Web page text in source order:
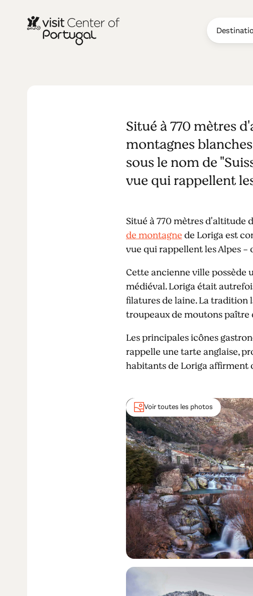
Situé à 770 mètres
montagnes
sous le nom de
vue qui rappellent
Situé à 770 mètres d'altitude
de montagnede Loriga est
vue qui rappellent les Alpes -
Cette ancienne ville possède
médiéval. Loriga était
filatures de laine. La tradition
troupeaux de moutons paître
Les principales icônes
rappelle une tarte anglaise,
habitants de Loriga affirment
Voir toutes les photos